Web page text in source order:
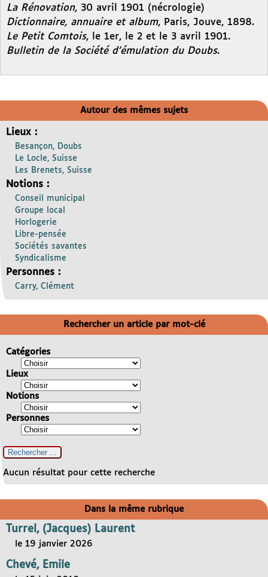
La Rénovation, 30 avril 1901 (nécrologie)
Dictionnaire, annuaire et album, Paris, Jouve, 1898.
Le Petit Comtois, le 1er, le 2 et le 3 avril 1901.
Bulletin de la Société d’émulation du Doubs.
Autour des mêmes sujets
Lieux :
Besançon, Doubs
Le Locle, Suisse
Les Brenets, Suisse
Notions :
Conseil municipal
Groupe local
Horlogerie
Libre-pensée
Sociétés savantes
Syndicalisme
Personnes :
Carry, Clément
Rechercher un article par mot-clé
Catégories
Lieux
Notions
Personnes
Aucun résultat pour cette recherche
Dans la même rubrique
Turrel, (Jacques) Laurent
le 19 janvier 2026
Chevé, Emile